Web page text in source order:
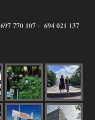
697 770 107 : 694 021 137